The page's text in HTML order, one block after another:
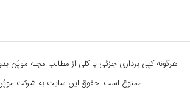
هرگونه کپی برداری جزئی یا کلی از مطالب مجله
ممنوع است. حقوق این سایت به شرکت موپُن